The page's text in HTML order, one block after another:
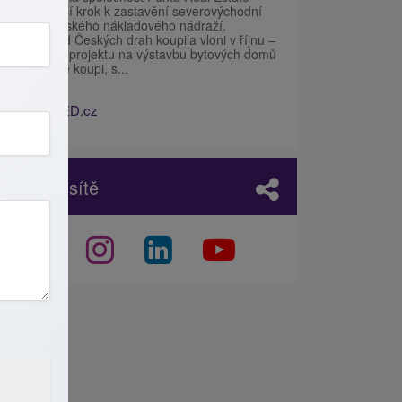
udělala další krok k zastavění severovýchodní
části žižkovského nákladového nádraží.
Pozemky od Českých drah koupila vloni v říjnu –
první etapu projektu na výstavbu bytových domů
už nabízí ke koupi, s...
Zdroj:IHNED.cz
Sociální sítě